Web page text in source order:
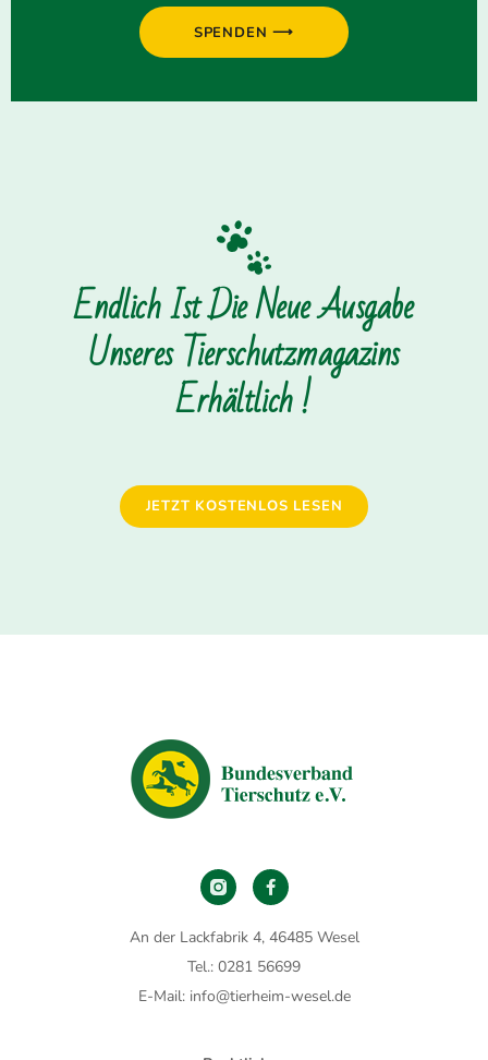
SPENDEN ⟶
Endlich Ist Die Neue Ausgabe
Unseres Tierschutzmagazins
Erhältlich !
JETZT KOSTENLOS LESEN
An der Lackfabrik 4, 46485 Wesel
Tel.: 0281 56699
E-Mail: info@tierheim-wesel.de